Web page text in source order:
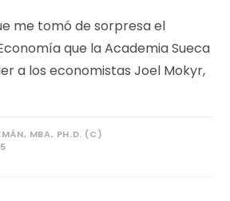
me tomó de sorpresa el
que la Academia Sueca
a los economistas Joel Mokyr,
MBA, PH.D. (C)